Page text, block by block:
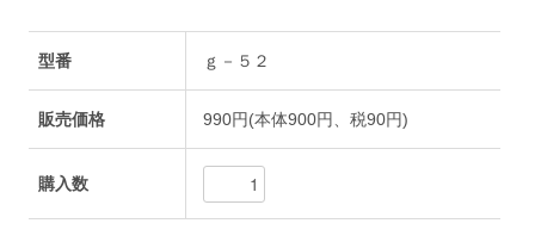
型番 ｇ－５２
販売価格 990円(本体900円、税90円)
購入数